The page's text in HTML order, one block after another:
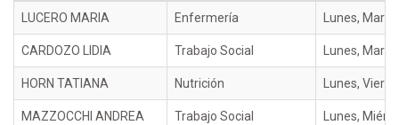
LUCERO MARIA Enfermería Lunes,
CARDOZO LIDIA Trabajo Social Lunes,
HORN TATIANA Nutrición Lunes,
MAZZOCCHI ANDREA Trabajo Social Lunes,